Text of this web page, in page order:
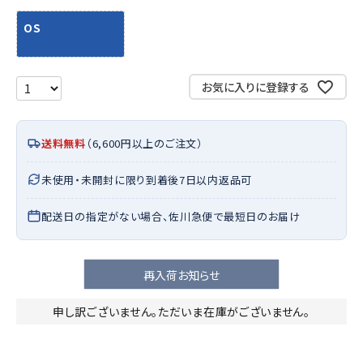
OS
お気に入りに登録する
送料無料 （6,600円以上のご注文）
未使用・未開封に限り到着後7日以内返品可
配送日の指定がない場合、佐川急便で最短日のお届け
再入荷お知らせ
申し訳ございません。ただいま在庫がございません。